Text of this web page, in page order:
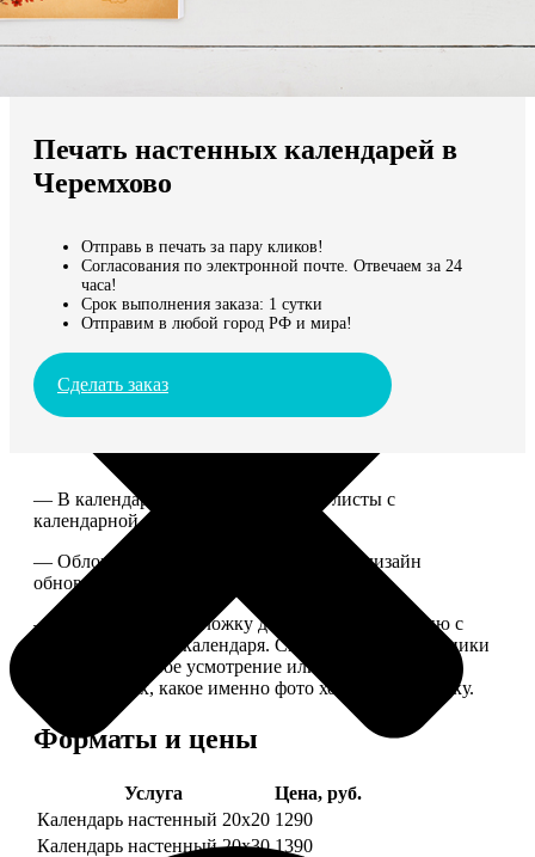
Мы доставляем по всему миру
Продолжить без города
Печать настенных календарей в
Черемхово
Отправь в печать за пару кликов!
Согласования по электронной почте. Отвечаем за 24
часа!
Срок выполнения заказа: 1 сутки
Отправим в любой город РФ и мира!
Сделать заказ
— В календаре 13 листов: обложка+листы с
календарной сеткой.
— Обложка для календаря стандартная, дизайн
обновляем каждый год.
— В кружочек на обложку добавляем фотографию с
одной из страниц календаря. Снимок наши сотрудники
выбирают на свое усмотрение или пишите в
комментариях, какое именно фото хотите на обложку.
Форматы и цены
Услуга
Цена, руб.
Календарь настенный 20х20 1290
Календарь настенный 20х30 1390